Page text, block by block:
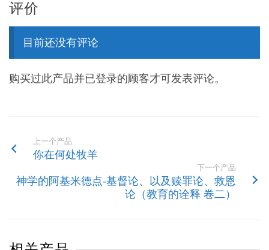
评价
目前还没有评论
购买过此产品并已登录的顾客才可发表评论。
上一个产品
你在何处牧羊
下一个产品
神学的阿基米德点-基督论、以及赎罪论、救恩
论（教育的诠释 卷二）